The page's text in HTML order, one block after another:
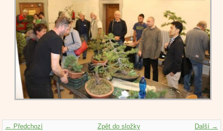
← Předchozí Další →
Zpět do složky